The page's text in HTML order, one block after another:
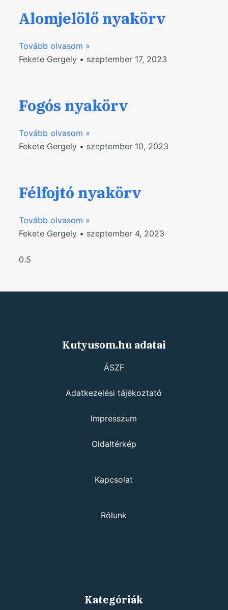
Alomjelölő nyakörv
Tovább olvasom »
Fekete Gergely
szeptember 17, 2023
Fogós nyakörv
Tovább olvasom »
Fekete Gergely
szeptember 10, 2023
Félfojtó nyakörv
Tovább olvasom »
Fekete Gergely
szeptember 4, 2023
Kutyusom.hu adatai
ÁSZF
Adatkezelési tájékoztató
Impresszum
Oldaltérkép
Kapcsolat
Rólunk
Kategóriák